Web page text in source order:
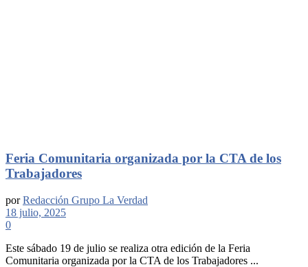
Feria Comunitaria organizada por la CTA de los
Trabajadores
por Redacción Grupo La Verdad
18 julio, 2025
0
Este sábado 19 de julio se realiza otra edición de la Feria
Comunitaria organizada por la CTA de los Trabajadores ...